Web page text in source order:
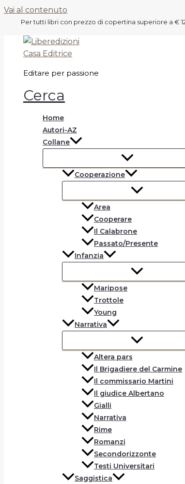
Vai al contenuto
Per tutti libri con prezzo di copertina superiore a €
Editare per passione
Cerca
Home
Autori-AZ
Collane
Cooperazione
Area
Cooperare
Il Calabrone
Passato/Presente
Infanzia
Maripose
Trottole
Young
Narrativa
Altera pars
Il Brigadiere del Carmine
Il commissario Martini
Il giudice Albertano
Gialli
Narrativa
Rime
Romanzi
Secondorizzonte
Testi Universitari
Saggistica